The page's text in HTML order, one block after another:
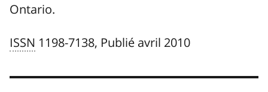
Ontario.
ISSN 1198-7138, Publié avril 2010